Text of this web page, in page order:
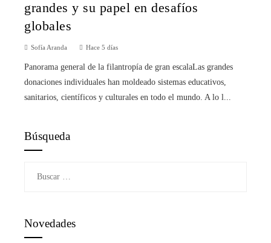
grandes y su papel en desafíos
globales
Sofía Aranda Hace 5 días
Panorama general de la filantropía de gran escalaLas grandes
donaciones individuales han moldeado sistemas educativos,
sanitarios, científicos y culturales en todo el mundo. A lo l...
Búsqueda
Novedades